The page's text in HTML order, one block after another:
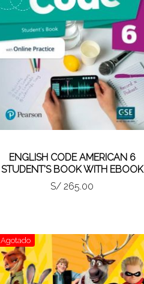
ENGLISH CODE AMERICAN 6
STUDENT'S BOOK WITH EBOOK
S/ 265.00
Agotado